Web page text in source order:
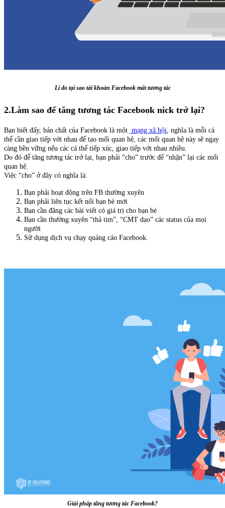
Lí do tại sao tài khoản Facebook mất tương tác
2.Làm sao để tăng tương tác Facebook nick trở lại?
Bạn biết đấy, bản chất của Facebook là một mạng xã hội, nghĩa là mỗi cá
thể cần giao tiếp với nhau để tạo mối quan hệ, các mối quan hệ này sẽ ngay
càng bền vững nếu các cá thể tiếp xúc, giao tiếp với nhau nhiều.
Do đó để tăng tương tác trở lại, bạn phải “cho” trước để “nhận” lại các mối
quan hệ.
Việc “cho” ở đây có nghĩa là:
Bạn phải hoạt động trên FB thường xuyên
Bạn phải liên tục kết nối bạn bè mới
Bạn cần đăng các bài viết có giá trị cho bạn bè
Bạn cần thường xuyên “thả tim”, “CMT dạo” các status của mọi
người
Sử dụng dịch vụ chạy quảng cáo Facebook.
Giải pháp tăng tương tác Facebook?